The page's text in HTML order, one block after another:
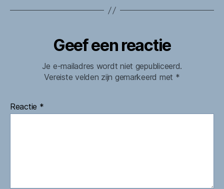
Geef een reactie
Je e-mailadres wordt niet gepubliceerd.
Vereiste velden zijn gemarkeerd met *
Reactie *